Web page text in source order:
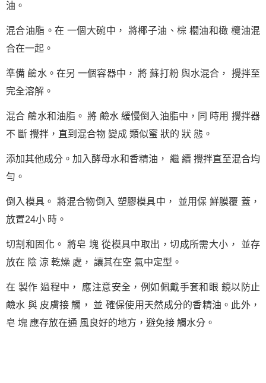
油。
混合油脂。在 一個大碗中， 將椰子油、棕 櫚油和橄 欖油混
合在一起。
準備 鹼水。在另 一個容器中， 將 蘇打粉 與水混合， 攪拌至
完全溶解。
混合 鹼水和油脂。 將 鹼水 緩慢倒入油脂中，同 時用 攪拌器
不 斷 攪拌，直到混合物 變成 類似蜜 狀的 狀 態。
添加其他成分。加入酵母水和香精油， 繼 續 攪拌直至混合均
勻。
倒入模具。 將混合物倒入 塑膠模具中， 並用保 鮮膜覆 蓋，
放置24小 時。
切割和固化。 將皂 塊 從模具中取出，切成所需大小， 並存
放在 陰 涼 乾燥 處， 讓其在空 氣中定型。
在 製作 過程中， 應注意安全，例如佩戴手套和眼 鏡以防止
鹼水 與 皮膚接 觸， 並 確保使用天然成分的香精油。此外，
皂 塊 應存放在通 風良好的地方，避免接 觸水分。